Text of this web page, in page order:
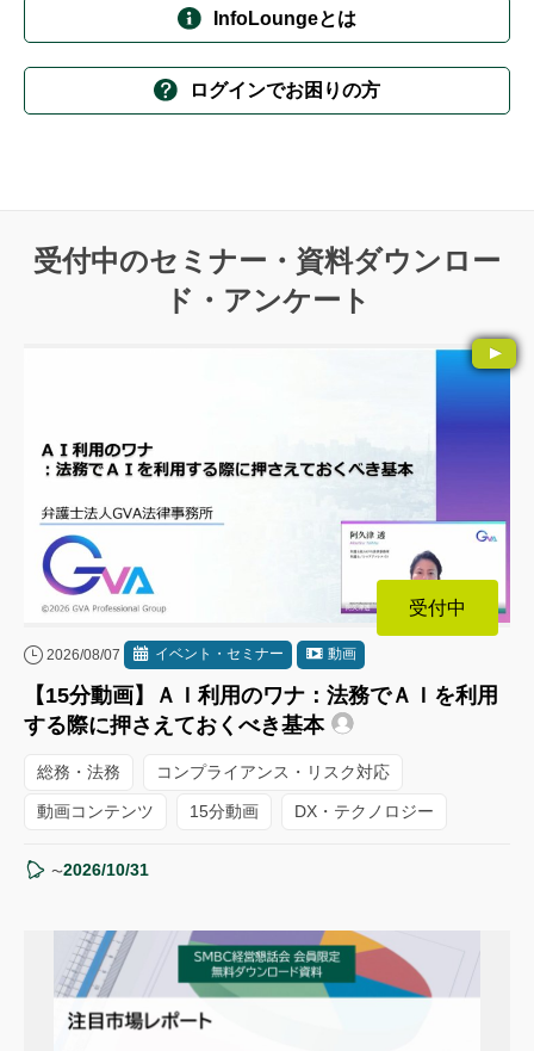
InfoLoungeとは
ログインでお困りの方
受付中のセミナー・資料ダウンロー
ド・アンケート
受付中
2026/08/07 イベント・セミナー 動画
【15分動画】ＡＩ利用のワナ：法務でＡＩを利用
する際に押さえておくべき基本
総務・法務 コンプライアンス・リスク対応
動画コンテンツ 15分動画 DX・テクノロジー
〜2026/10/31